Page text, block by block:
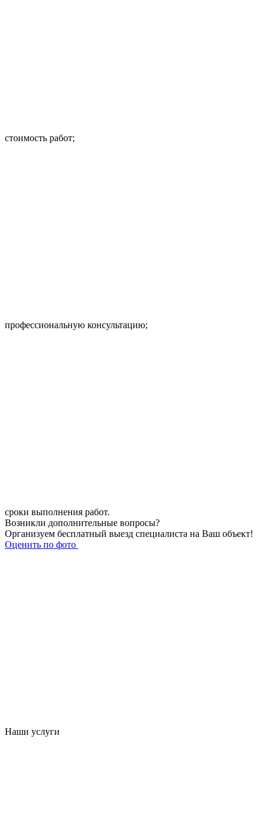
стоимость работ;
профессиональную консультацию;
сроки выполнения работ.
Возникли дополнительные вопросы?
Организуем бесплатный выезд специалиста на Ваш объект!
Оценить по фото
Наши услуги